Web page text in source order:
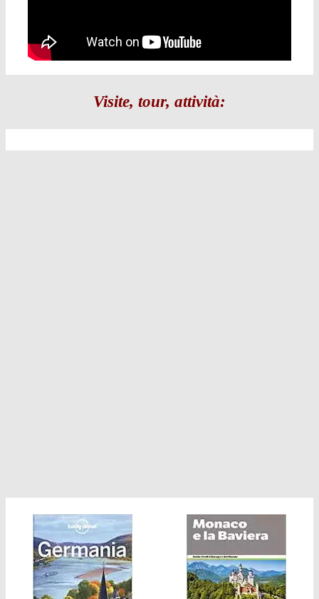
Visite, tour, attività: